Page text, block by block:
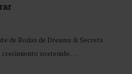
de Bodas de Dreams & Secrets
crecimiento sostenido …